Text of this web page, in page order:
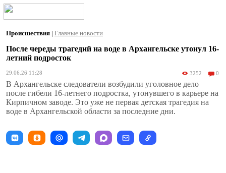
Происшествия | Главные новости
После череды трагедий на воде в Архангельске утонул 16-
летний подросток
29.06.26 11:28 3252 0
В Архангельске следователи возбудили уголовное дело
после гибели 16-летнего подростка, утонувшего в карьере на
Кирпичном заводе. Это уже не первая детская трагедия на
воде в Архангельской области за последние дни.